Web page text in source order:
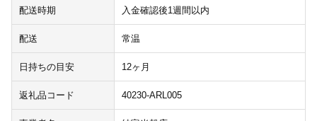
配送時期 入金確認後1週間以内
配送 常温
日持ちの目安 12ヶ月
返礼品コード 40230-ARL005